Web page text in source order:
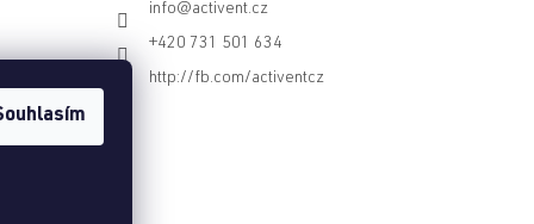
info@activent.cz
+420 731 501 634
http://fb.com/activentcz